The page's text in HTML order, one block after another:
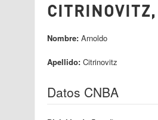
Nombre: Arnoldo
Apellido: Citrinovitz
Datos CNBA